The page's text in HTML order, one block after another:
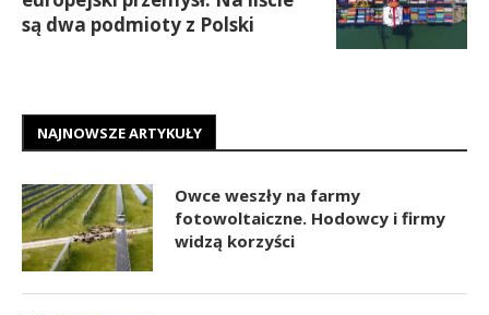
są dwa podmioty z Polski
NAJNOWSZE ARTYKUŁY
Owce weszły na farmy
fotowoltaiczne. Hodowcy i firmy
widzą korzyści